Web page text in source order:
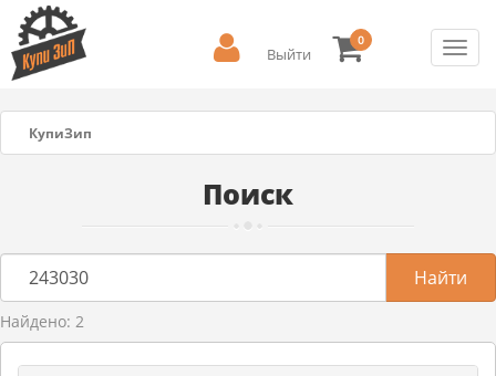
Выйти
0
КупиЗип
Поиск
Найдено: 2